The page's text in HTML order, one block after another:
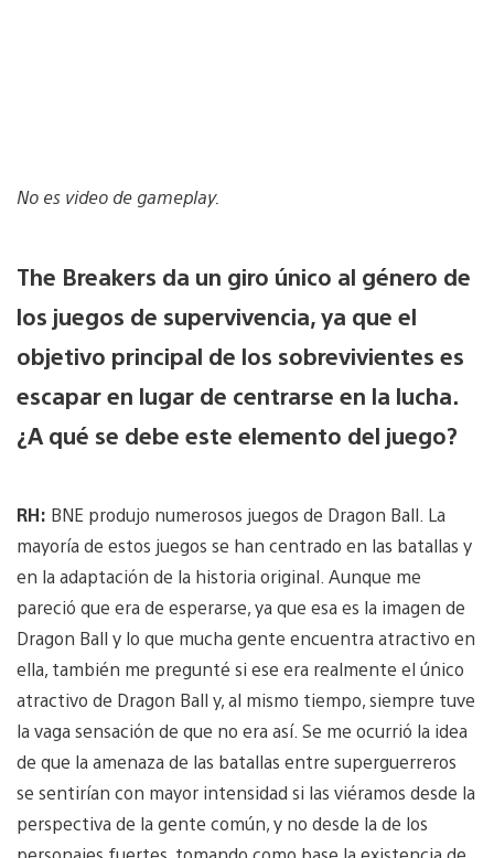
No es video de gameplay.
The Breakers da un giro único al género de
los juegos de supervivencia, ya que el
objetivo principal de los sobrevivientes es
escapar en lugar de centrarse en la lucha.
¿A qué se debe este elemento del juego?
RH: BNE produjo numerosos juegos de Dragon Ball. La
mayoría de estos juegos se han centrado en las batallas y
en la adaptación de la historia original. Aunque me
pareció que era de esperarse, ya que esa es la imagen de
Dragon Ball y lo que mucha gente encuentra atractivo en
ella, también me pregunté si ese era realmente el único
atractivo de Dragon Ball y, al mismo tiempo, siempre tuve
la vaga sensación de que no era así. Se me ocurrió la idea
de que la amenaza de las batallas entre superguerreros
se sentirían con mayor intensidad si las viéramos desde la
perspectiva de la gente común, y no desde la de los